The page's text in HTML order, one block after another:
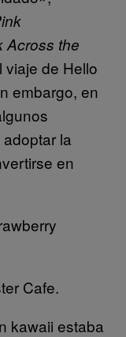
Across the
viaje de Hello
embargo, en
la
en
Cafe.
kawaii estaba